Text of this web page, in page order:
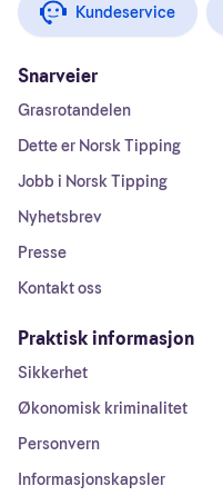
Kundeservice
Snarveier
Grasrotandelen
Dette er Norsk Tipping
Jobb i Norsk Tipping
Nyhetsbrev
Presse
Kontakt oss
Praktisk informasjon
Sikkerhet
Økonomisk kriminalitet
Personvern
Informasjonskapsler